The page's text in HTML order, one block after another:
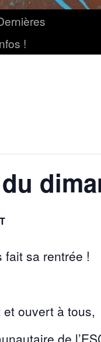
!
fait sa rentrée !
ouvert à tous,
de